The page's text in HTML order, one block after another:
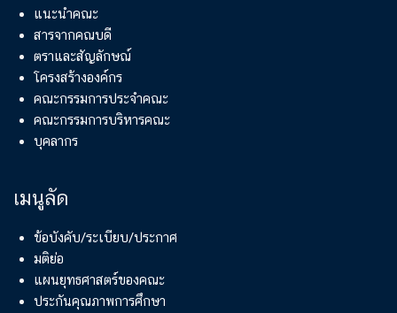
แนะนำคณะ
สารจากคณบดี
ตราและสัญลักษณ์
โครงสร้างองค์กร
คณะกรรมการประจำคณะ
คณะกรรมการบริหารคณะ
บุคลากร
เมนูลัด
ข้อบังคับ/ระเบียบ/ประกาศ
มติย่อ
แผนยุทธศาสตร์ของคณะ
ประกันคุณภาพการศึกษา